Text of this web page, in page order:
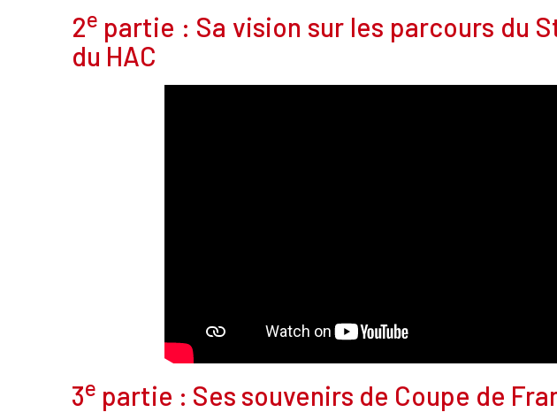
2e partie : Sa vision sur les parcours du
du HAC
3e partie : Ses souvenirs de Coupe de